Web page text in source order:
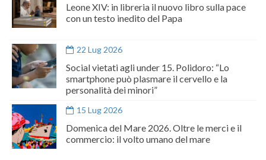
Leone XIV: in libreria il nuovo libro sulla pace
con un testo inedito del Papa
22 Lug 2026
Social vietati agli under 15. Polidoro: “Lo
smartphone può plasmare il cervello e la
personalità dei minori”
15 Lug 2026
Domenica del Mare 2026. Oltre le merci e il
commercio: il volto umano del mare